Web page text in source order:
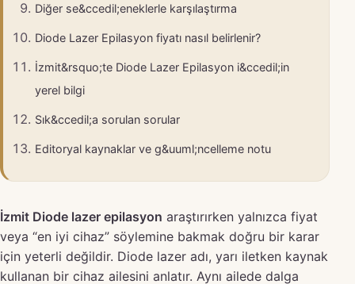
Diğer se&ccedil;eneklerle karşılaştırma
Diode Lazer Epilasyon fiyatı nasıl belirlenir?
İzmit&rsquo;te Diode Lazer Epilasyon i&ccedil;in
yerel bilgi
Sık&ccedil;a sorulan sorular
Editoryal kaynaklar ve g&uuml;ncelleme notu
İzmit Diode lazer epilasyon araştırırken yalnızca fiyat
veya “en iyi cihaz” söylemine bakmak doğru bir karar
için yeterli değildir. Diode lazer adı, yarı iletken kaynak
kullanan bir cihaz ailesini anlatır. Aynı ailede dalga